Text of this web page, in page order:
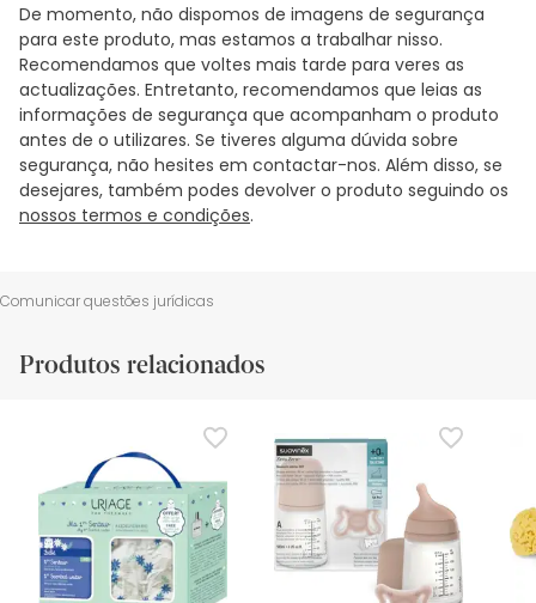
De momento, não dispomos de imagens de segurança
para este produto, mas estamos a trabalhar nisso.
Recomendamos que voltes mais tarde para veres as
actualizações. Entretanto, recomendamos que leias as
informações de segurança que acompanham o produto
antes de o utilizares. Se tiveres alguma dúvida sobre
segurança, não hesites em contactar-nos. Além disso, se
desejares, também podes devolver o produto seguindo os
nossos termos e condições.
Comunicar questões jurídicas
Produtos relacionados